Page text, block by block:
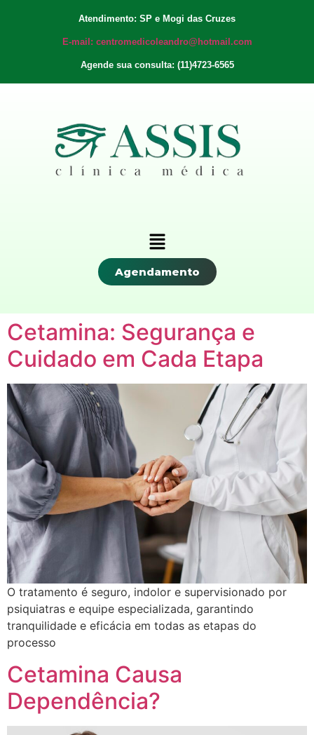
Atendimento: SP e Mogi das Cruzes
E-mail: centromedicoleandro@hotmail.com
Agende sua consulta: (11)4723-6565
Agendamento
Cetamina: Segurança e
Cuidado em Cada Etapa
O tratamento é seguro, indolor e supervisionado por
psiquiatras e equipe especializada, garantindo
tranquilidade e eficácia em todas as etapas do
processo
Cetamina Causa
Dependência?